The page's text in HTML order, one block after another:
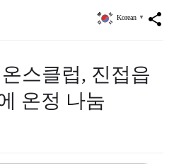
share
Korean ▼
스클럽, 진접읍
온정 나눔